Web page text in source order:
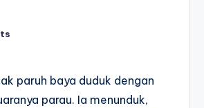
paruh baya duduk dengan
parau. Ia menunduk,